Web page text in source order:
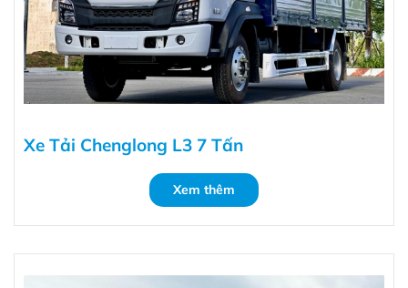
Xe Tải Chenglong L3 7 Tấn
Xem thêm